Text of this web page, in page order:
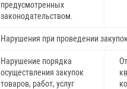
предусмотренных
законодательством.
Нарушения при проведении
Нарушение порядка
осуществления закупок
товаров, работ, услуг